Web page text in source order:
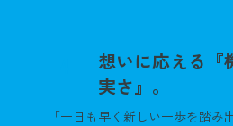
想いに応える『
実さ』。
「一日も早く新しい一歩を踏み